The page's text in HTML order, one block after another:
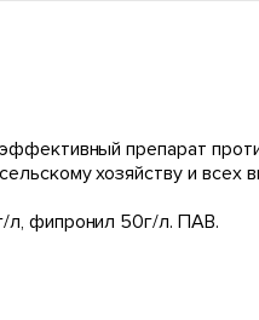
препарат
хозяйству и всех
л, фипронил 50г/л. ПАВ.